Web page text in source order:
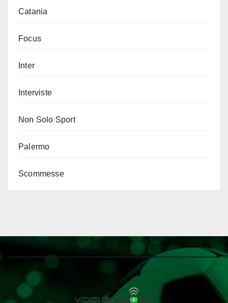
Catania
Focus
Inter
Interviste
Non Solo Sport
Palermo
Scommesse